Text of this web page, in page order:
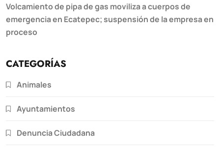
Volcamiento de pipa de gas moviliza a cuerpos de
emergencia en Ecatepec; suspensión de la empresa en
proceso
CATEGORÍAS
Animales
Ayuntamientos
Denuncia Ciudadana